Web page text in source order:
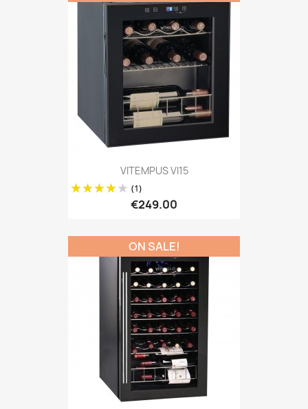
VITEMPUS VI15
(1)
€249.00
ON SALE!